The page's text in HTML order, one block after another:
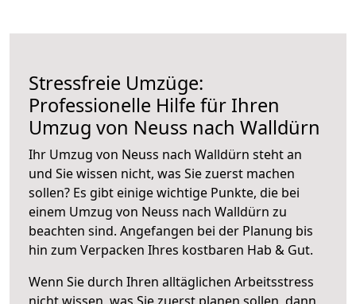
Stressfreie Umzüge:
Professionelle Hilfe für Ihren
Umzug von Neuss nach Walldürn
Ihr Umzug von Neuss nach Walldürn steht an
und Sie wissen nicht, was Sie zuerst machen
sollen? Es gibt einige wichtige Punkte, die bei
einem Umzug von Neuss nach Walldürn zu
beachten sind. Angefangen bei der Planung bis
hin zum Verpacken Ihres kostbaren Hab & Gut.
Wenn Sie durch Ihren alltäglichen Arbeitsstress